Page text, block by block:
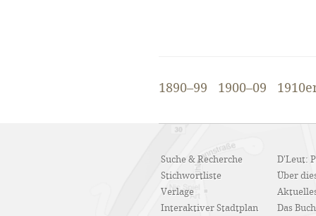
1890–99 1900–09
Suche & Recherche
Stichwortliste
Verlage
Interaktiver Stadtplan
D'Leut:
Über
Das Buch